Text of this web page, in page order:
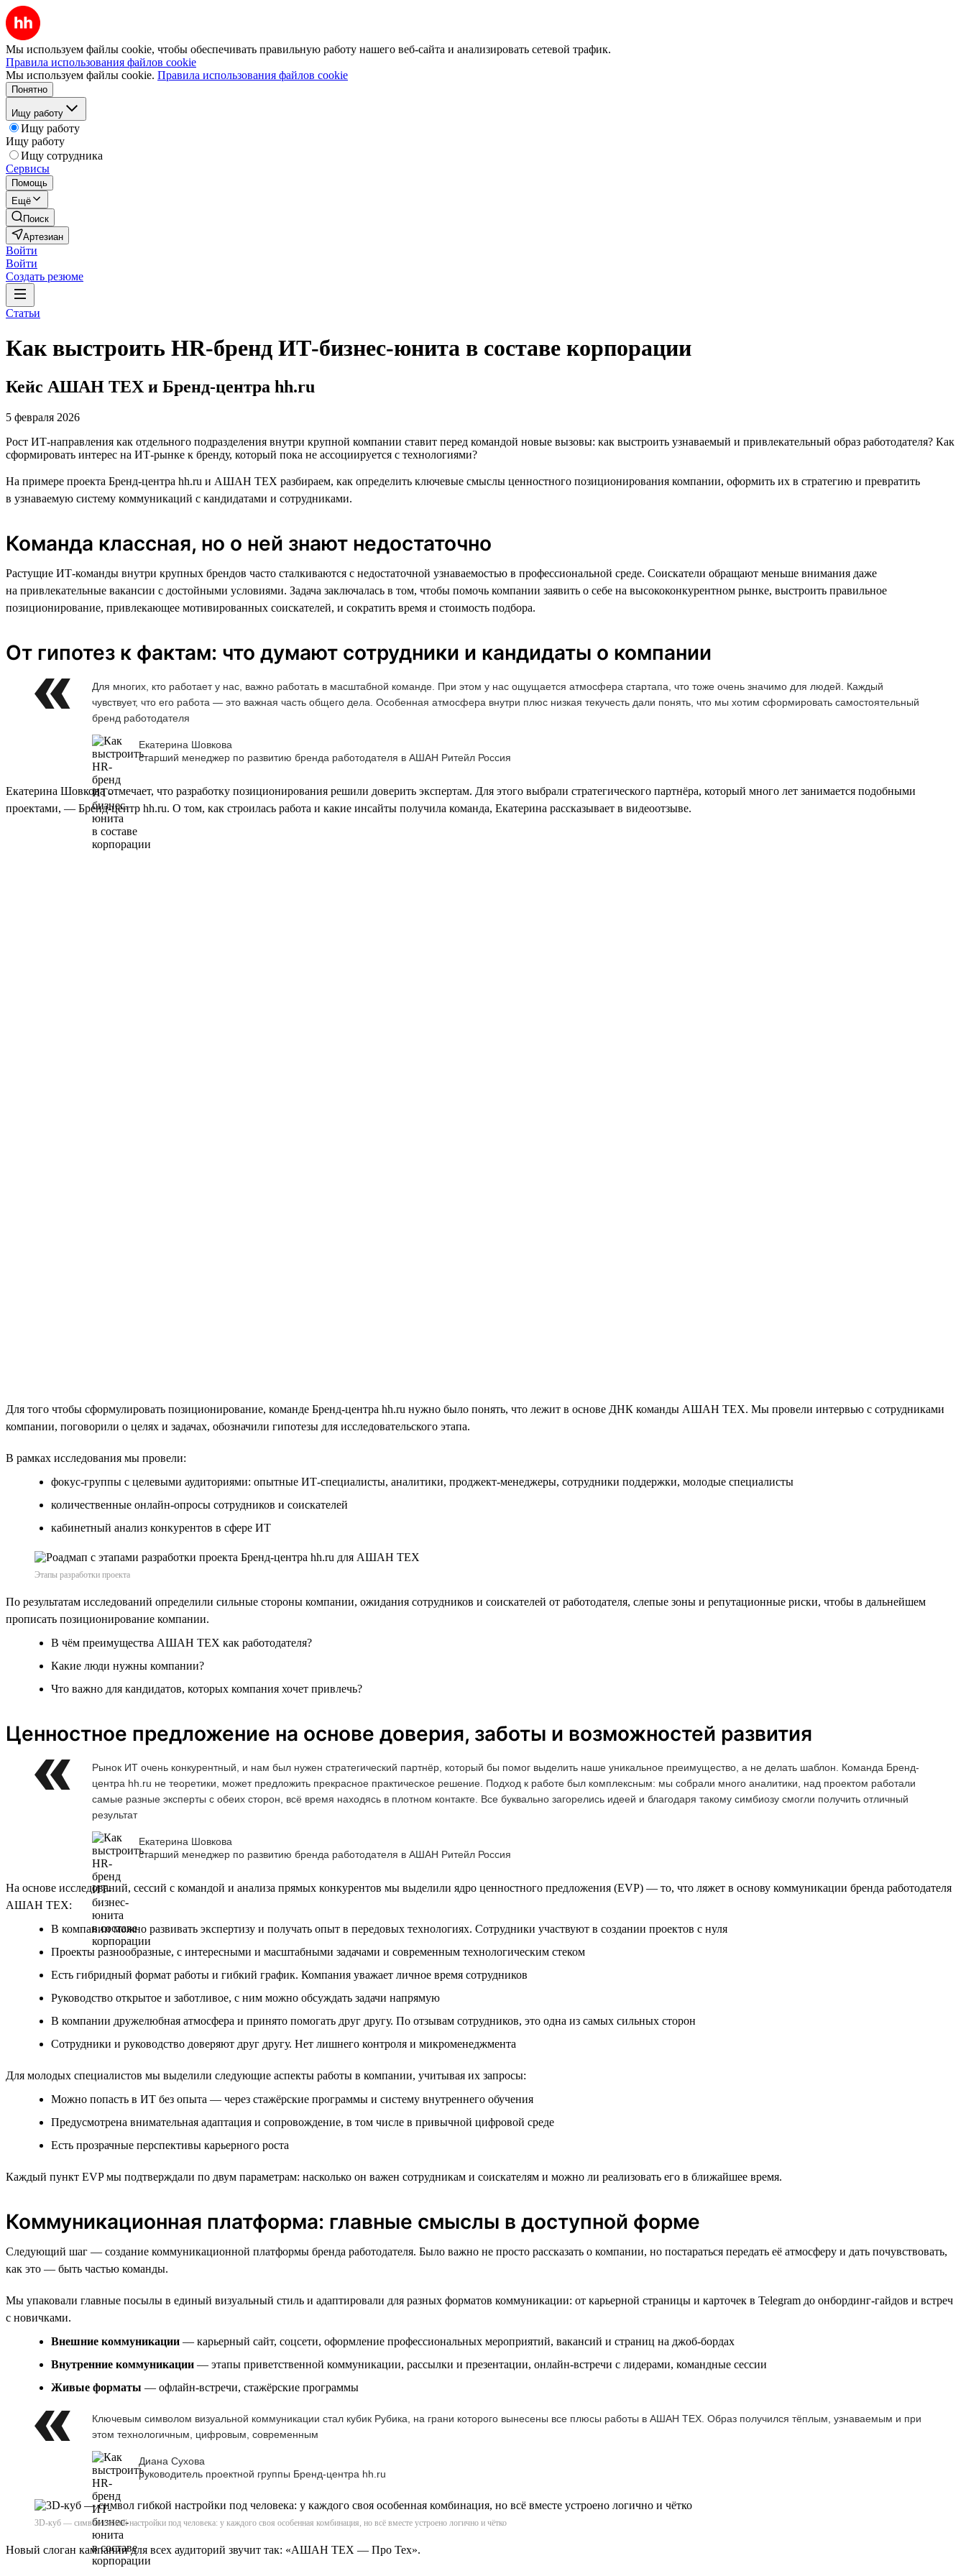
Мы используем файлы cookie, чтобы обеспечивать правильную работу нашего веб-сайта и анализировать сетевой трафик.
Правила использования файлов cookie
Мы используем файлы cookie. Правила использования файлов cookie
Понятно
Ищу работу
Ищу работу
Ищу работу
Ищу сотрудника
Сервисы
Помощь
Ещё
Поиск
Артезиан
Войти
Войти
Создать резюме
Статьи
Как выстроить HR-бренд ИТ-бизнес-юнита в составе корпорации
Кейс АШАН ТЕХ и Бренд-центра hh.ru
5 февраля 2026
Рост ИТ-направления как отдельного подразделения внутри крупной компании ставит перед командой новые вызовы: как выстроить узнаваемый и привлекательный образ работодателя? Как
сформировать интерес на ИТ-рынке к бренду, который пока не ассоциируется с технологиями?
На примере проекта Бренд-центра hh.ru и АШАН ТЕХ разбираем, как определить ключевые смыслы ценностного позиционирования компании, оформить их в стратегию и превратить
в узнаваемую систему коммуникаций с кандидатами и сотрудниками.
Команда классная, но о ней знают недостаточно
Растущие ИТ-команды внутри крупных брендов часто сталкиваются с недостаточной узнаваемостью в профессиональной среде. Соискатели обращают меньше внимания даже
на привлекательные вакансии с достойными условиями. Задача заключалась в том, чтобы помочь компании заявить о себе на высококонкурентном рынке, выстроить правильное
позиционирование, привлекающее мотивированных соискателей, и сократить время и стоимость подбора.
От гипотез к фактам: что думают сотрудники и кандидаты о компании
Для многих, кто работает у нас, важно работать в масштабной команде. При этом у нас ощущается атмосфера стартапа, что тоже очень значимо для людей. Каждый
чувствует, что его работа — это важная часть общего дела. Особенная атмосфера внутри плюс низкая текучесть дали понять, что мы хотим сформировать самостоятельный
бренд работодателя
Екатерина Шовкова
старший менеджер по развитию бренда работодателя в АШАН Ритейл Россия
Екатерина Шовкова отмечает, что разработку позиционирования решили доверить экспертам. Для этого выбрали стратегического партнёра, который много лет занимается подобными
проектами, — Бренд-центр hh.ru. О том, как строилась работа и какие инсайты получила команда, Екатерина рассказывает в видеоотзыве.
Для того чтобы сформулировать позиционирование, команде Бренд-центра hh.ru нужно было понять, что лежит в основе ДНК команды АШАН ТЕХ. Мы провели интервью с сотрудниками
компании, поговорили о целях и задачах, обозначили гипотезы для исследовательского этапа.
В рамках исследования мы провели:
фокус-группы с целевыми аудиториями: опытные ИТ-специалисты, аналитики, проджект-менеджеры, сотрудники поддержки, молодые специалисты
количественные онлайн-опросы сотрудников и соискателей
кабинетный анализ конкурентов в сфере ИТ
Этапы разработки проекта
По результатам исследований определили сильные стороны компании, ожидания сотрудников и соискателей от работодателя, слепые зоны и репутационные риски, чтобы в дальнейшем
прописать позиционирование компании.
В чём преимущества АШАН ТЕХ как работодателя?
Какие люди нужны компании?
Что важно для кандидатов, которых компания хочет привлечь?
Ценностное предложение на основе доверия, заботы и возможностей развития
Рынок ИТ очень конкурентный, и нам был нужен стратегический партнёр, который бы помог выделить наше уникальное преимущество, а не делать шаблон. Команда Бренд-
центра hh.ru не теоретики, может предложить прекрасное практическое решение. Подход к работе был комплексным: мы собрали много аналитики, над проектом работали
самые разные эксперты с обеих сторон, всё время находясь в плотном контакте. Все буквально загорелись идеей и благодаря такому симбиозу смогли получить отличный
результат
Екатерина Шовкова
старший менеджер по развитию бренда работодателя в АШАН Ритейл Россия
На основе исследований, сессий с командой и анализа прямых конкурентов мы выделили ядро ценностного предложения (EVP) — то, что ляжет в основу коммуникации бренда работодателя
АШАН ТЕХ:
В компании можно развивать экспертизу и получать опыт в передовых технологиях. Сотрудники участвуют в создании проектов с нуля
Проекты разнообразные, с интересными и масштабными задачами и современным технологическим стеком
Есть гибридный формат работы и гибкий график. Компания уважает личное время сотрудников
Руководство открытое и заботливое, с ним можно обсуждать задачи напрямую
В компании дружелюбная атмосфера и принято помогать друг другу. По отзывам сотрудников, это одна из самых сильных сторон
Сотрудники и руководство доверяют друг другу. Нет лишнего контроля и микроменеджмента
Для молодых специалистов мы выделили следующие аспекты работы в компании, учитывая их запросы:
Можно попасть в ИТ без опыта — через стажёрские программы и систему внутреннего обучения
Предусмотрена внимательная адаптация и сопровождение, в том числе в привычной цифровой среде
Есть прозрачные перспективы карьерного роста
Каждый пункт EVP мы подтверждали по двум параметрам: насколько он важен сотрудникам и соискателям и можно ли реализовать его в ближайшее время.
Коммуникационная платформа: главные смыслы в доступной форме
Следующий шаг — создание коммуникационной платформы бренда работодателя. Было важно не просто рассказать о компании, но постараться передать её атмосферу и дать почувствовать,
как это — быть частью команды.
Мы упаковали главные посылы в единый визуальный стиль и адаптировали для разных форматов коммуникации: от карьерной страницы и карточек в Telegram до онбординг-гайдов и встреч
с новичками.
Внешние коммуникации — карьерный сайт, соцсети, оформление профессиональных мероприятий, вакансий и страниц на джоб-бордах
Внутренние коммуникации — этапы приветственной коммуникации, рассылки и презентации, онлайн-встречи с лидерами, командные сессии
Живые форматы — офлайн-встречи, стажёрские программы
Ключевым символом визуальной коммуникации стал кубик Рубика, на грани которого вынесены все плюсы работы в АШАН ТЕХ. Образ получился тёплым, узнаваемым и при
этом технологичным, цифровым, современным
Диана Сухова
руководитель проектной группы Бренд-центра hh.ru
3D-куб — символ гибкой настройки под человека: у каждого своя особенная комбинация, но всё вместе устроено логично и чётко
Новый слоган кампании для всех аудиторий звучит так: «АШАН ТЕХ — Про Тех».